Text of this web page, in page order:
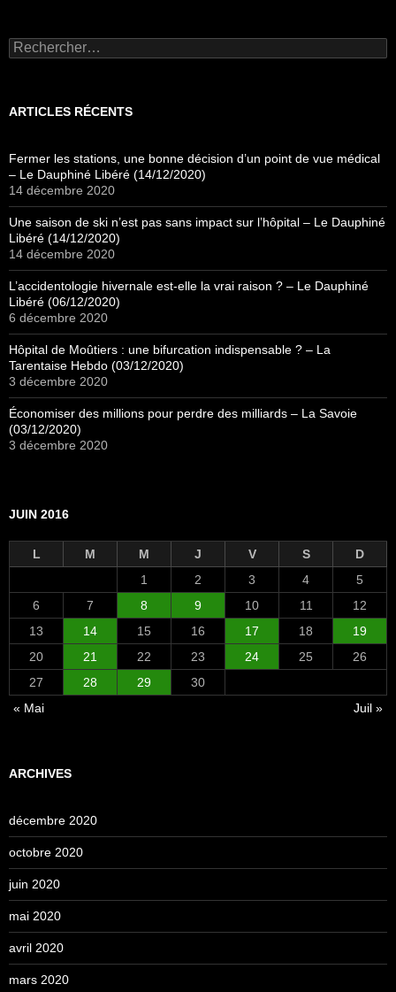
Rechercher :
ARTICLES RÉCENTS
Fermer les stations, une bonne décision d’un point de vue médical
– Le Dauphiné Libéré (14/12/2020)
14 décembre 2020
Une saison de ski n’est pas sans impact sur l’hôpital – Le Dauphiné
Libéré (14/12/2020)
14 décembre 2020
L’accidentologie hivernale est-elle la vrai raison ? – Le Dauphiné
Libéré (06/12/2020)
6 décembre 2020
Hôpital de Moûtiers : une bifurcation indispensable ? – La
Tarentaise Hebdo (03/12/2020)
3 décembre 2020
Économiser des millions pour perdre des milliards – La Savoie
(03/12/2020)
3 décembre 2020
JUIN 2016
L M M J V S
D
1
2 3 4
5
6
7 8 9 10 11
12
13
14 15 16 17 18
19
20
21 22 23 24 25
26
27
28 29
30
« Mai
Juil »
ARCHIVES
décembre 2020
octobre 2020
juin 2020
mai 2020
avril 2020
mars 2020